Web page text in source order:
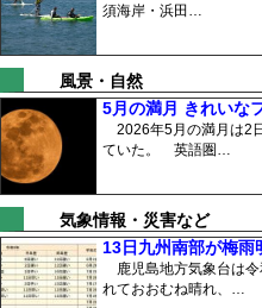
須海岸・浜田…
風景・自然
5月の満月 きれいな
2026年5月の満月は2
ていた。 英語圏…
気象情報・災害など
13日九州南部が梅
鹿児島地方気象台は
れておおむね晴れ、…